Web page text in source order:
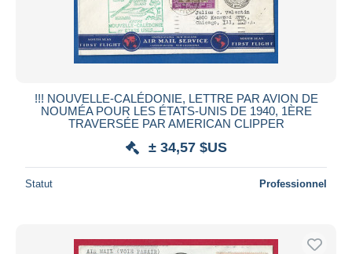
!!! NOUVELLE-CALÉDONIE, LETTRE PAR AVION DE
NOUMÉA POUR LES ÉTATS-UNIS DE 1940, 1ÈRE
TRAVERSÉE PAR AMERICAN CLIPPER
± 34,57 $US
Statut Professionnel